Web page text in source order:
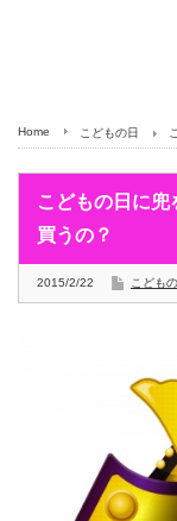
Home こどもの日
こどもの日に
買うの？
2015/2/22 こども